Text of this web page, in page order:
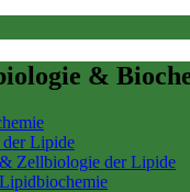
&
Lipide
Zellbiologie der Lipide